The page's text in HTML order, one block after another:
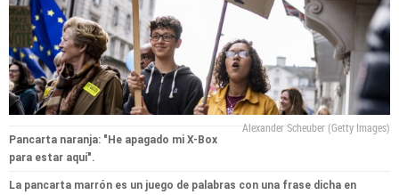
Alexander Scheuber (Getty Images)
Pancarta naranja: "He apagado mi X-Box
para estar aquí".
La pancarta marrón es un juego de palabras con una frase dicha en